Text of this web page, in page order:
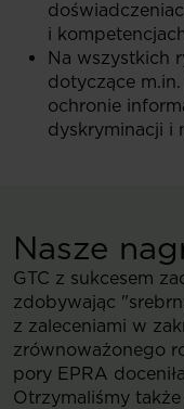
i
Na wszystkich
dotyczące
ochronie
dyskryminacji i
Nasze
GTC z sukcesem
zdobywając
z zaleceniami w
zrównoważonego
pory EPRA
Otrzymaliśmy